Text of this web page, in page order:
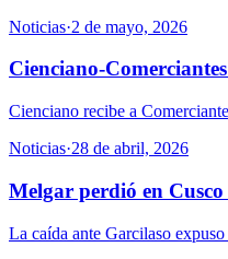
Noticias·2 de mayo, 2026
Cienciano-
Cienciano recibe a
Noticias·28 de abril, 2026
Melgar perdió en
La caída ante Garcilaso